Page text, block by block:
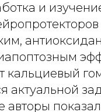
и
актуальной
авторы